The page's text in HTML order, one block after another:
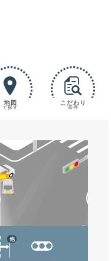
地図
で探す
こだわり
条件
他